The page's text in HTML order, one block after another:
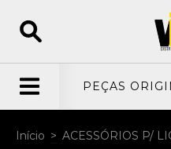
PEÇAS
Início > ACESSÓRIOS P/